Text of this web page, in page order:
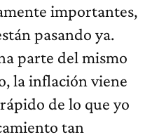
importantes,
pasando ya.
parte del mismo
la inflación viene
de lo que yo
tan